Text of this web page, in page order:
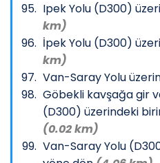
Ipek Yolu (D300)
km)
İpek Yolu (D300)
km)
Van-Saray Yolu
Göbekli kavşağa gir
(D300) üzerindeki
(0.02 km)
Van-Saray Yolu